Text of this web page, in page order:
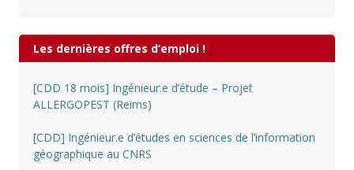
Les dernières offres d’emploi !
[CDD 18 mois] Ingénieur.e d’étude – Projet
ALLERGOPEST (Reims)
[CDD] Ingénieur.e d’études en sciences de l’information
géographique au CNRS